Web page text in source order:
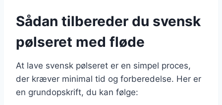
Sådan tilbereder du svensk
pølseret med fløde
At lave svensk pølseret er en simpel proces,
der kræver minimal tid og forberedelse. Her er
en grundopskrift, du kan følge: